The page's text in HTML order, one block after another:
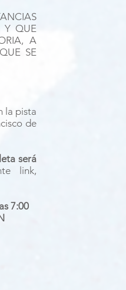
Y QUE
A
SE
la pista
de
será
link,
7:00